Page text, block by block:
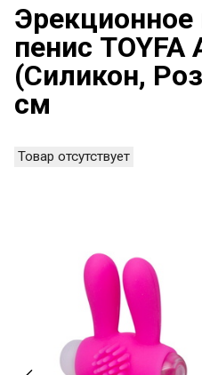
Эрекционное
пенис TOYFA
(Силикон,
см
Товар отсутствует